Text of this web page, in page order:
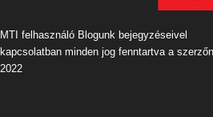
MTI felhasználó Blogunk bejegyzéseivel
kapcsolatban minden jog fenntartva a
2022